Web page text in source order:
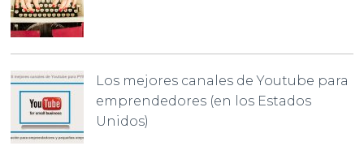
Los mejores canales de Youtube para
emprendedores (en los Estados
Unidos)